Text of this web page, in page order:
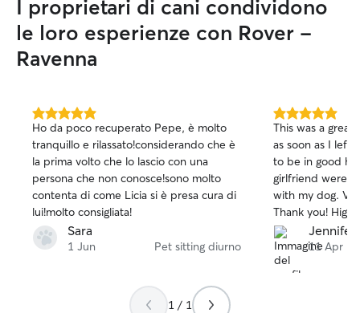
al carattere
Curo gli animali
compagnia, sia
casa mia, se
I proprietari di cani condividono
le loro esperienze con Rover -
Ravenna
5.0
su
5
stelle
Ho da poco recuperato Pepe, è molto
tranquillo e rilassato!considerando che è
la prima volto che lo lascio con una
persona che non conosce!sono molto
contenta di come Licia si è presa cura di
lui!molto consigliata!
Sara
1 Jun Pet sitting diurno
5.0
su
5
stelle
This was a
as soon as I left
to be in good
girlfriend were
with my dog.
Thank you!
Jennifer
11 Apr
1 / 1